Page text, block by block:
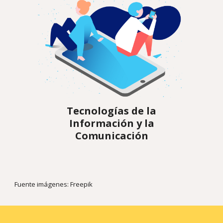
Tecnologías de la
Información y la
Comunicación
Fuente imágenes: Freepik